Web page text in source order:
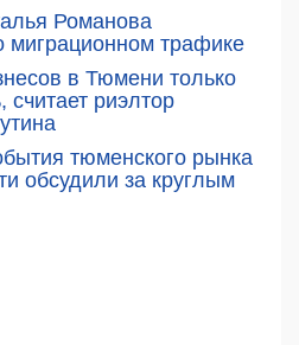
Романова
миграционном трафике
в Тюмени только
считает риэлтор
тюменского рынка
обсудили за круглым